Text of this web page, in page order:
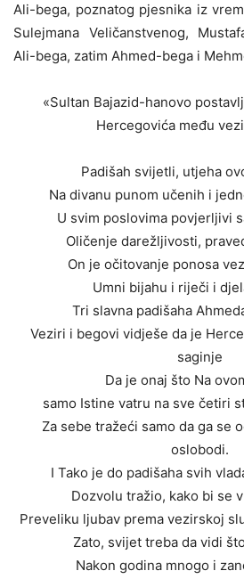
Ali-bega, poznatog pjesnika iz
Sulejmana Veličanstvenog,
Ali-bega, zatim Ahmed-bega i
«Sultan Bajazid-hanovo
Hercegovića među
Padišah svijetli, utjeha
Na divanu punom učenih i
U svim poslovima povjerljivi
Oličenje darežljivosti,
On je očitovanje ponosa
Umni bijahu i riječi i
Tri slavna padišaha
Veziri i begovi vidješe da je
saginje
Da je onaj što Na
samo Istine vatru na sve četiri
Za sebe tražeći samo da ga se
oslobodi.
I Tako je do padišaha svih
Dozvolu tražio, kako bi se
Preveliku ljubav prema vezirskoj
Zato, svijet treba da vidi
Nakon godina mnogo i